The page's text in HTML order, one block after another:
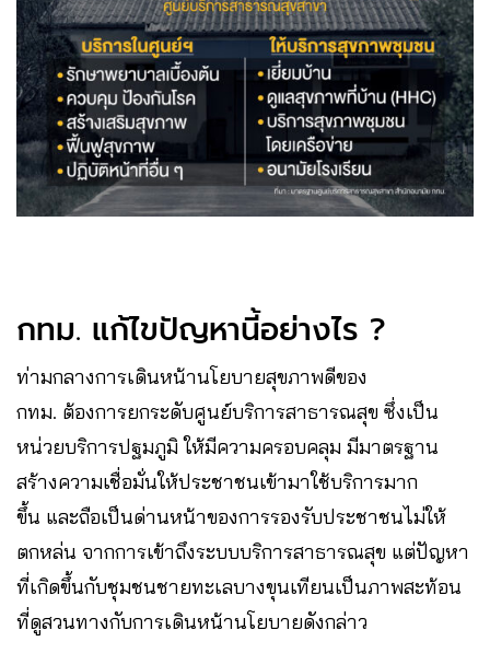
กทม. แก้ไขปัญหานี้อย่างไร ?
ท่ามกลางการเดินหน้านโยบายสุขภาพดีของ
กทม. ต้องการยกระดับศูนย์บริการสาธารณสุข ซึ่งเป็น
หน่วยบริการปฐมภูมิ ให้มีความครอบคลุม มีมาตรฐาน
สร้างความเชื่อมั่นให้ประชาชนเข้ามาใช้บริการมาก
ขึ้น และถือเป็นด่านหน้าของการรองรับประชาชนไม่ให้
ตกหล่น จากการเข้าถึงระบบบริการสาธารณสุข แต่ปัญหา
ที่เกิดขึ้นกับชุมชนชายทะเลบางขุนเทียนเป็นภาพสะท้อน
ที่ดูสวนทางกับการเดินหน้านโยบายดังกล่าว